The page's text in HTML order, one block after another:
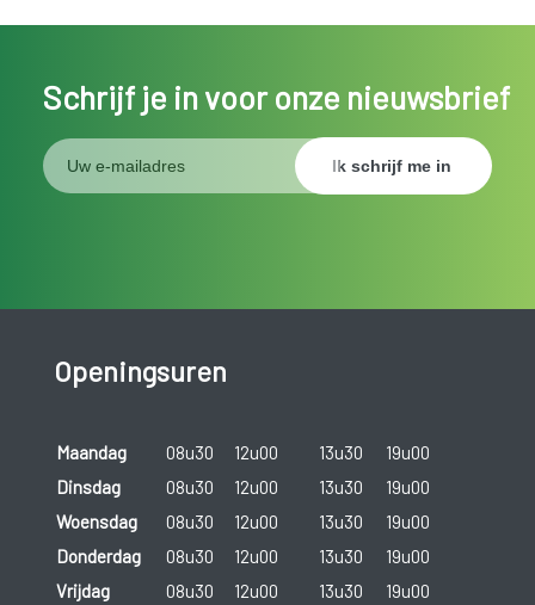
Schrijf je in voor onze nieuwsbrief
Openingsuren
Maandag 08u30 12u00 13u30
19u00
Dinsdag
08u30 12u00 13u30
19u00
Woensdag
08u30 12u00 13u30
19u00
Donderdag
08u30 12u00 13u30
19u00
Vrijdag
08u30 12u00 13u30
19u00